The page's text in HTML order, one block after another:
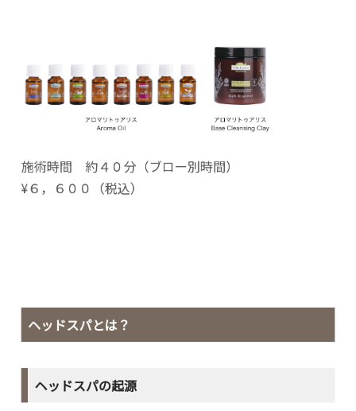
施術時間 約４０分（ブロー別時間）
¥６，６００（税込）
ヘッドスパとは？
ヘッドスパの起源